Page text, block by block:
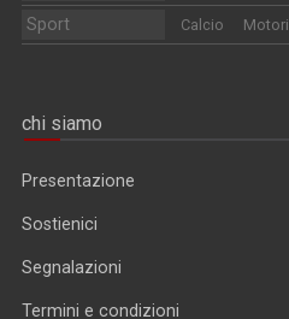
Sport Calcio Motori
chi siamo
Presentazione
Sostienici
Segnalazioni
Termini e condizioni